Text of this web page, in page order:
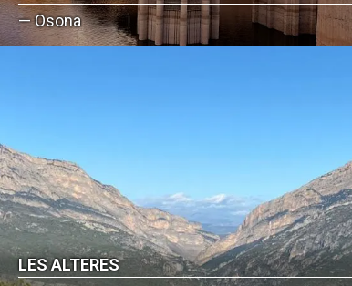
— Osona
LES ALTERES